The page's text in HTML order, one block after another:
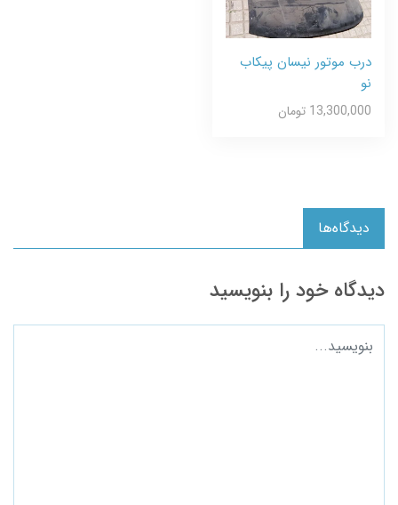
درب موتور نیسان پیکاب
نو
13,300,000 تومان
دیدگاه‌ها
دیدگاه خود را بنویسید